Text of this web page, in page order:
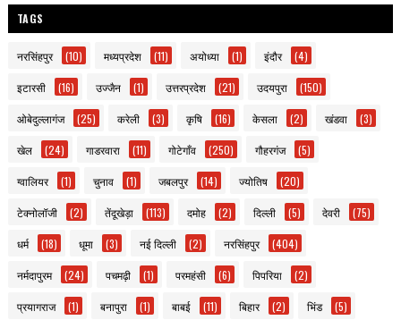
TAGS
नरसिंहपुर (10) मध्यप्रदेश (11) अयोध्या (1) इंदौर (4)
इटारसी (16) उज्जैन (1) उत्तरप्रदेश (21) उदयपुरा (150)
ओबेदुल्लागंज (25) करेली (3) कृषि (16) केसला (2) खंडवा (3)
खेल (24) गाडरवारा (11) गोटेगाँव (250) गौहरगंज (5)
ग्वालियर (1) चुनाव (1) जबलपुर (14) ज्योतिष (20)
टेक्नोलॉजी (2) तेंदूखेड़ा (113) दमोह (2) दिल्ली (5) देवरी (75)
धर्म (18) धूमा (3) नई दिल्ली (2) नरसिंहपुर (404)
नर्मदापुरम (24) पचमढ़ी (1) परमहंसी (6) पिपरिया (2)
प्रयागराज (1) बनापुरा (1) बाबई (11) बिहार (2) भिंड (5)